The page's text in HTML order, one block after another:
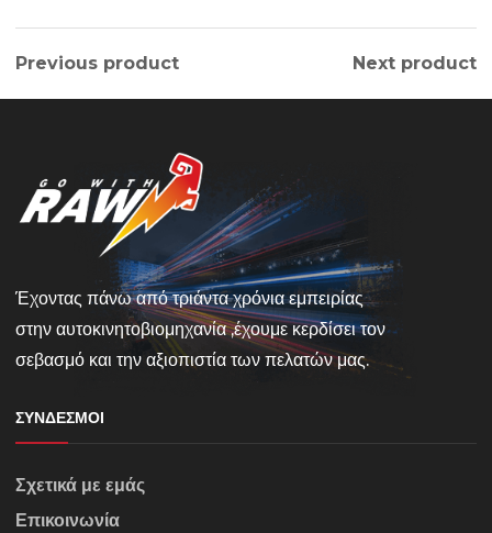
Previous product Next product
Έχοντας πάνω από τριάντα χρόνια εμπειρίας
στην αυτοκινητοβιομηχανία ,έχουμε κερδίσει τον
σεβασμό και την αξιοπιστία των πελατών μας.
ΣΎΝΔΕΣΜΟΙ
Σχετικά με εμάς
Επικοινωνία